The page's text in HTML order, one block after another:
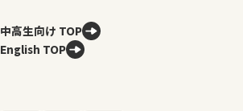
中高生向け TOP
English TOP